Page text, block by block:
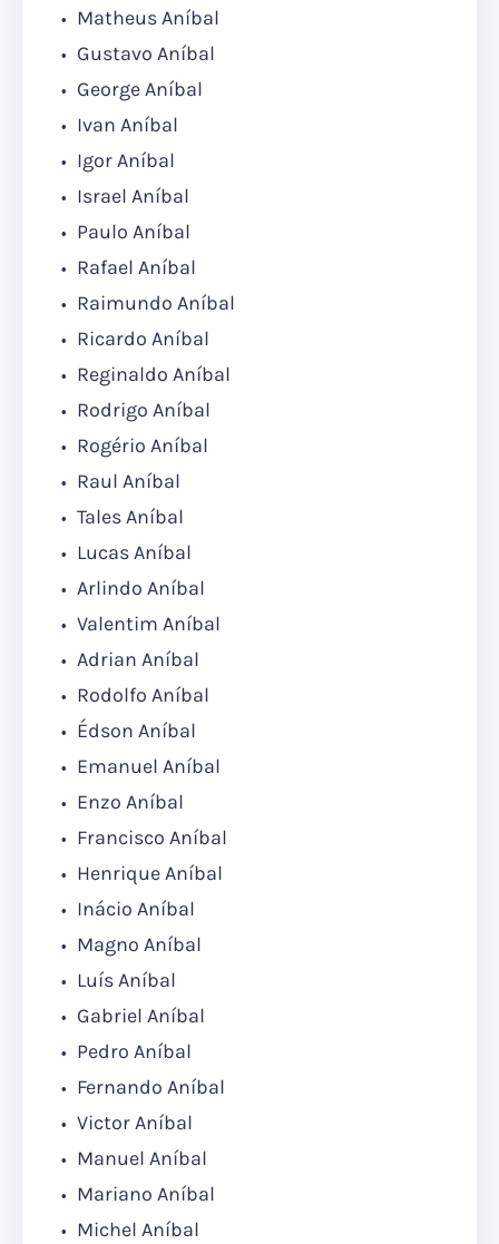
Matheus Aníbal
Gustavo Aníbal
George Aníbal
Ivan Aníbal
Igor Aníbal
Israel Aníbal
Paulo Aníbal
Rafael Aníbal
Raimundo Aníbal
Ricardo Aníbal
Reginaldo Aníbal
Rodrigo Aníbal
Rogério Aníbal
Raul Aníbal
Tales Aníbal
Lucas Aníbal
Arlindo Aníbal
Valentim Aníbal
Adrian Aníbal
Rodolfo Aníbal
Édson Aníbal
Emanuel Aníbal
Enzo Aníbal
Francisco Aníbal
Henrique Aníbal
Inácio Aníbal
Magno Aníbal
Luís Aníbal
Gabriel Aníbal
Pedro Aníbal
Fernando Aníbal
Victor Aníbal
Manuel Aníbal
Mariano Aníbal
Michel Aníbal